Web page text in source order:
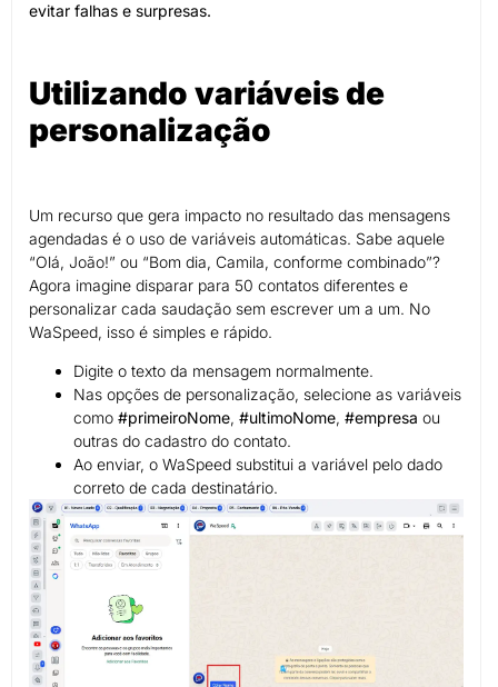
evitar falhas e surpresas.
Utilizando variáveis de
personalização
Um recurso que gera impacto no resultado das mensagens
agendadas é o uso de variáveis automáticas. Sabe aquele
“Olá, João!” ou “Bom dia, Camila, conforme combinado”?
Agora imagine disparar para 50 contatos diferentes e
personalizar cada saudação sem escrever um a um. No
WaSpeed, isso é simples e rápido.
Digite o texto da mensagem normalmente.
Nas opções de personalização, selecione as variáveis
como #primeiroNome, #ultimoNome, #empresa ou
outras do cadastro do contato.
Ao enviar, o WaSpeed substitui a variável pelo dado
correto de cada destinatário.